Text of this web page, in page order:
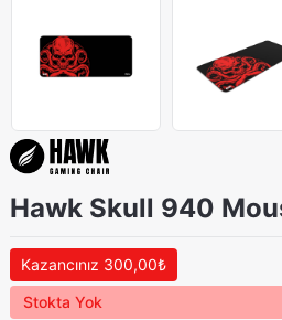
Hawk Skull 940
Kazancınız 300,00₺
Stokta Yok